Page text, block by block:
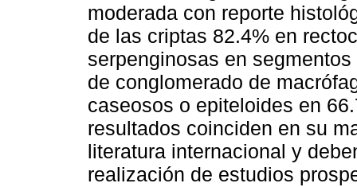
moderada con reporte
de las criptas 82.4% en
serpenginosas en
de conglomerado de
caseosos o epiteloides en
resultados coinciden en su
literatura internacional y
realización de estudios